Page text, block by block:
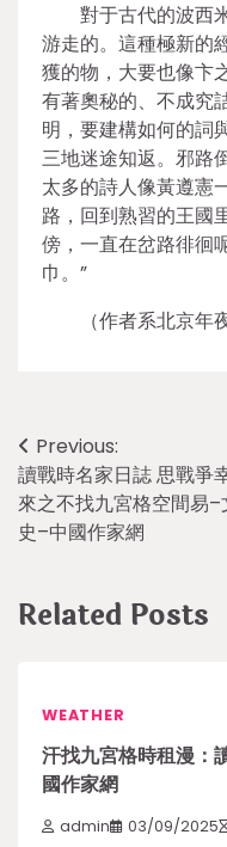
對于古代的波西
游走的。這種極新的
獲的物，大要也像卞
有著奧秘的、不成究
明，要建構如何的詞
三地迷途知返。邪路
太多的詩人像黃遵憲
路，回到熟習的王國
傍，一直在岔路徘徊
巾。”
（作者系北京年
Post
navigation
Previous:
讀戰時名家日誌 思戰爭
來之不找九宮格空間易–
史–中國作家網
Related Posts
WEATHER
汗找九宮格時租漫：
國作家網
admin 03/09/2025